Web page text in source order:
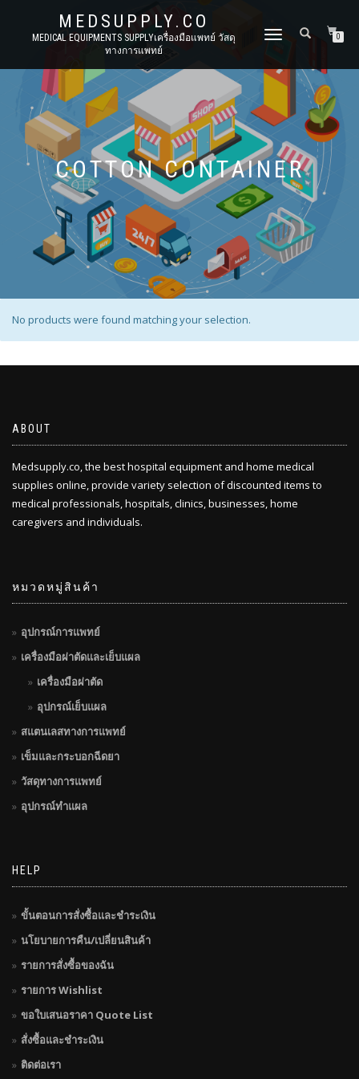
MEDSUPPLY.CO
MEDICAL EQUIPMENTS SUPPLYเครื่องมือแพทย์ วัสดุ
ทางการแพทย์
TOGGLE
0
COTTON CONTAINER
No products were found matching your selection.
ABOUT
Medsupply.co, the best hospital equipment and home medical
supplies online, provide variety selection of discounted items to
medical professionals, hospitals, clinics, businesses, home
caregivers and individuals.
หมวดหมู่สินค้า
อุปกรณ์การแพทย์
เครื่องมือผ่าตัดและเย็บแผล
เครื่องมือผ่าตัด
อุปกรณ์เย็บแผล
สแตนเลสทางการแพทย์
เข็มและกระบอกฉีดยา
วัสดุทางการแพทย์
อุปกรณ์ทำแผล
HELP
ขั้นตอนการสั่งซื้อและชำระเงิน
นโยบายการคืน/เปลี่ยนสินค้า
รายการสั่งซื้อของฉัน
รายการ Wishlist
ขอใบเสนอราคา Quote List
สั่งซื้อและชำระเงิน
ติดต่อเรา